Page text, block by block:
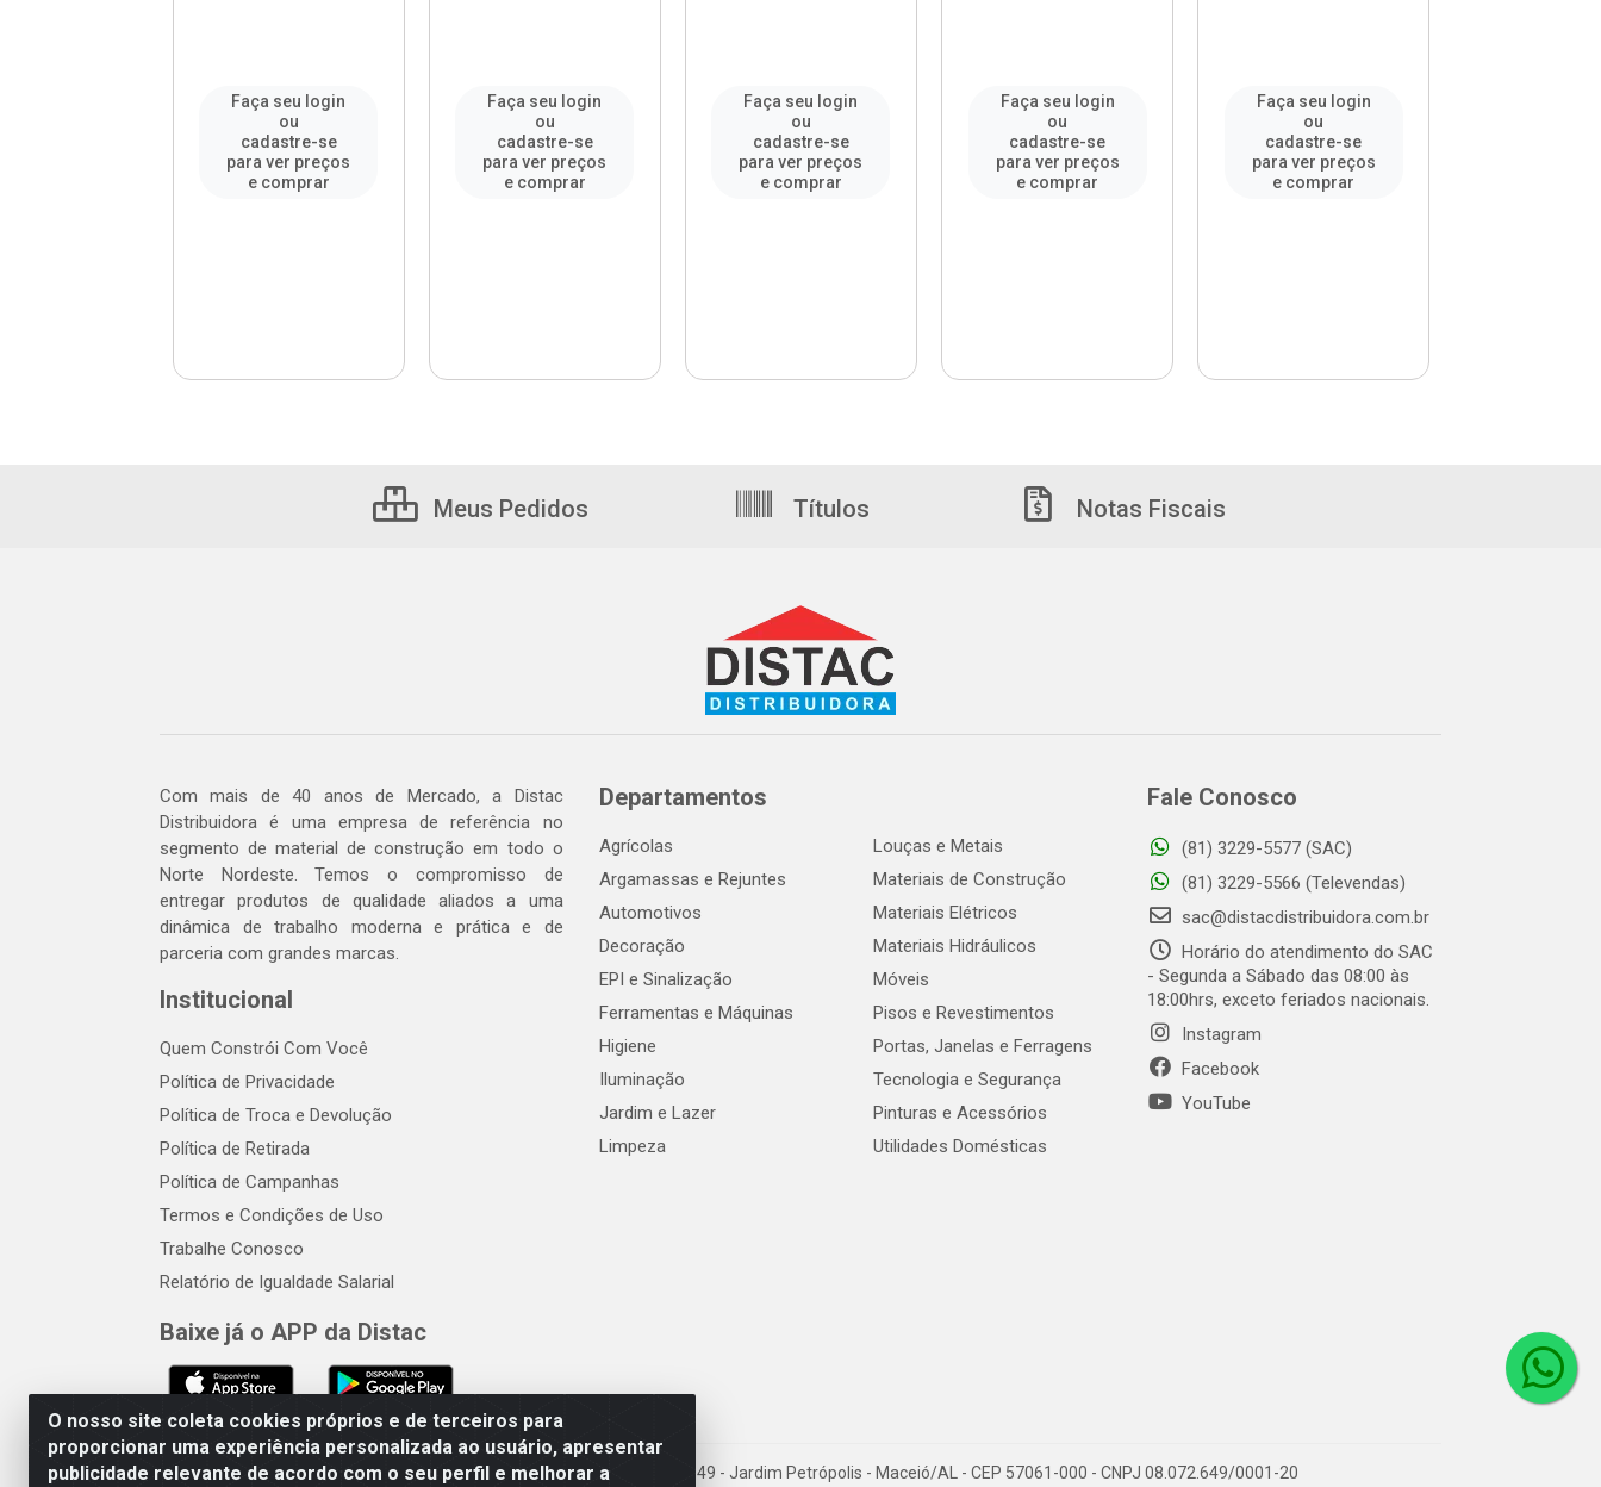
Faça seu login
ou
cadastre-se
para ver preços
e comprar
Faça seu login
ou
cadastre-se
para ver preços
e comprar
Faça seu login
ou
cadastre-se
para ver preços
e comprar
Faça seu login
ou
cadastre-se
para ver preços
e comprar
Faça seu login
ou
cadastre-se
para ver preços
e comprar
O nosso site coleta cookies próprios e de terceiros para
proporcionar uma experiência personalizada ao usuário, apresentar
publicidade relevante de acordo com o seu perfil e melhorar a
Meus Pedidos Títulos Notas Fiscais
Com mais de 40 anos de Mercado, a Distac
Distribuidora é uma empresa de referência no
segmento de material de construção em todo o
Norte Nordeste. Temos o compromisso de
entregar produtos de qualidade aliados a uma
dinâmica de trabalho moderna e prática e de
parceria com grandes marcas.
Institucional
Quem Constrói Com Você
Política de Privacidade
Política de Troca e Devolução
Política de Retirada
Política de Campanhas
Termos e Condições de Uso
Trabalhe Conosco
Relatório de Igualdade Salarial
Baixe já o APP da Distac
Departamentos
Agrícolas
Argamassas e Rejuntes
Automotivos
Decoração
EPI e Sinalização
Ferramentas e Máquinas
Higiene
Iluminação
Jardim e Lazer
Limpeza
Louças e Metais
Materiais de Construção
Materiais Elétricos
Materiais Hidráulicos
Móveis
Pisos e Revestimentos
Portas, Janelas e Ferragens
Tecnologia e Segurança
Pinturas e Acessórios
Utilidades Domésticas
Fale Conosco
(81) 3229-5577 (SAC)
(81) 3229-5566 (Televendas)
sac@distacdistribuidora.com.br
Horário do atendimento do SAC
- Segunda a Sábado das 08:00 às
18:00hrs, exceto feriados nacionais.
Instagram
Facebook
YouTube
Distac Distribuidora - Av. Durval de Góes Monteiro, 7049 - Jardim Petrópolis - Maceió/AL - CEP 57061-000 - CNPJ 08.072.649/0001-20